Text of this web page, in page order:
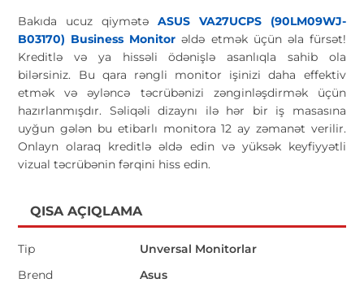
Bakıda ucuz qiymətə ASUS VA27UCPS (90LM09WJ-
B03170) Business Monitor əldə etmək üçün əla fürsət!
Kreditlə və ya hissəli ödənişlə asanlıqla sahib ola
bilərsiniz. Bu qara rəngli monitor işinizi daha effektiv
etmək və əyləncə təcrübənizi zənginləşdirmək üçün
hazırlanmışdır. Səliqəli dizaynı ilə hər bir iş masasına
uyğun gələn bu etibarlı monitora 12 ay zəmanət verilir.
Onlayn olaraq kreditlə əldə edin və yüksək keyfiyyətli
vizual təcrübənin fərqini hiss edin.
QISA AÇIQLAMA
Tip
Unversal Monitorlar
Brend
Asus